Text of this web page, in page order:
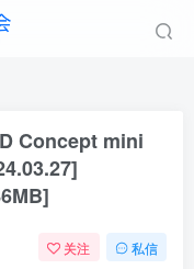
Concept mini
关注 私信